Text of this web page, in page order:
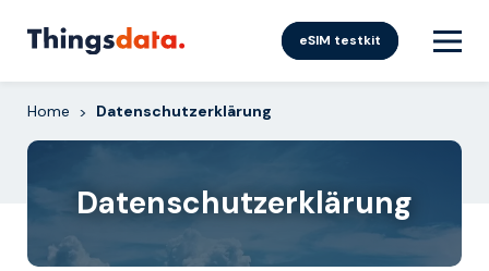
eSIM testkit
Home > Datenschutzerklärung
Datenschutzerklärung